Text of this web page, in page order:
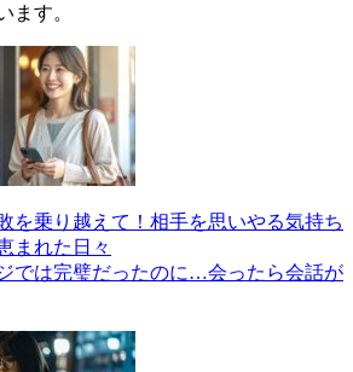
ます。
を乗り越えて！相手を思いやる気持ち
まれた日々
では完璧だったのに…会ったら会話が